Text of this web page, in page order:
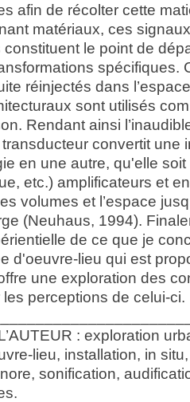
afin de récolter cette
matériaux, ces
le point de
spécifiques.
réinjectés dans
sont utilisés
Rendant ainsi
convertit une
en une autre, qu'elle
etc.) amplificateurs et
volumes et l’espace
(Neuhaus, 1994).
de ce que je
d'oeuvre-lieu qui est
une exploration des
perceptions de celui-ci.
: exploration
lieu, installation, in
sonification,